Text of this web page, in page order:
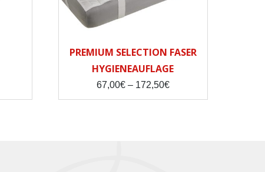
PREMIUM SELECTION FASER
HYGIENEAUFLAGE
67,00€ – 172,50€Price